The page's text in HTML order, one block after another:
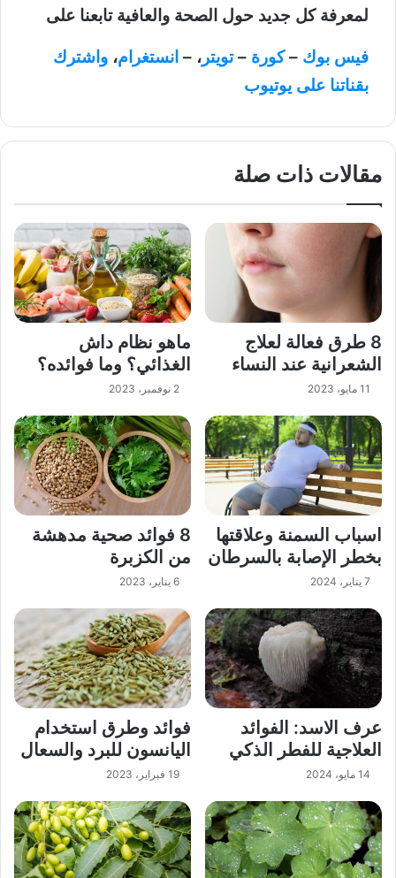
لمعرفة كل جديد حول الصحة والعافية تابعنا على
فيس بوك –كورة –تويتر ، – انستغرام، واشترك
بقناتنا على يوتيوب
مقالات ذات صلة
8 طرق فعالة لعلاج
الشعرانية عند النساء
11 مايو، 2023
ماهو نظام داش
الغذائي؟ وما فوائده؟
2 نوفمبر، 2023
اسباب السمنة وعلاقتها
بخطر الإصابة بالسرطان
7 يناير، 2024
8 فوائد صحية مدهشة
من الكزبرة
6 يناير، 2023
عرف الاسد: الفوائد
العلاجية للفطر الذكي
14 مايو، 2024
فوائد وطرق استخدام
اليانسون للبرد والسعال
19 فبراير، 2023